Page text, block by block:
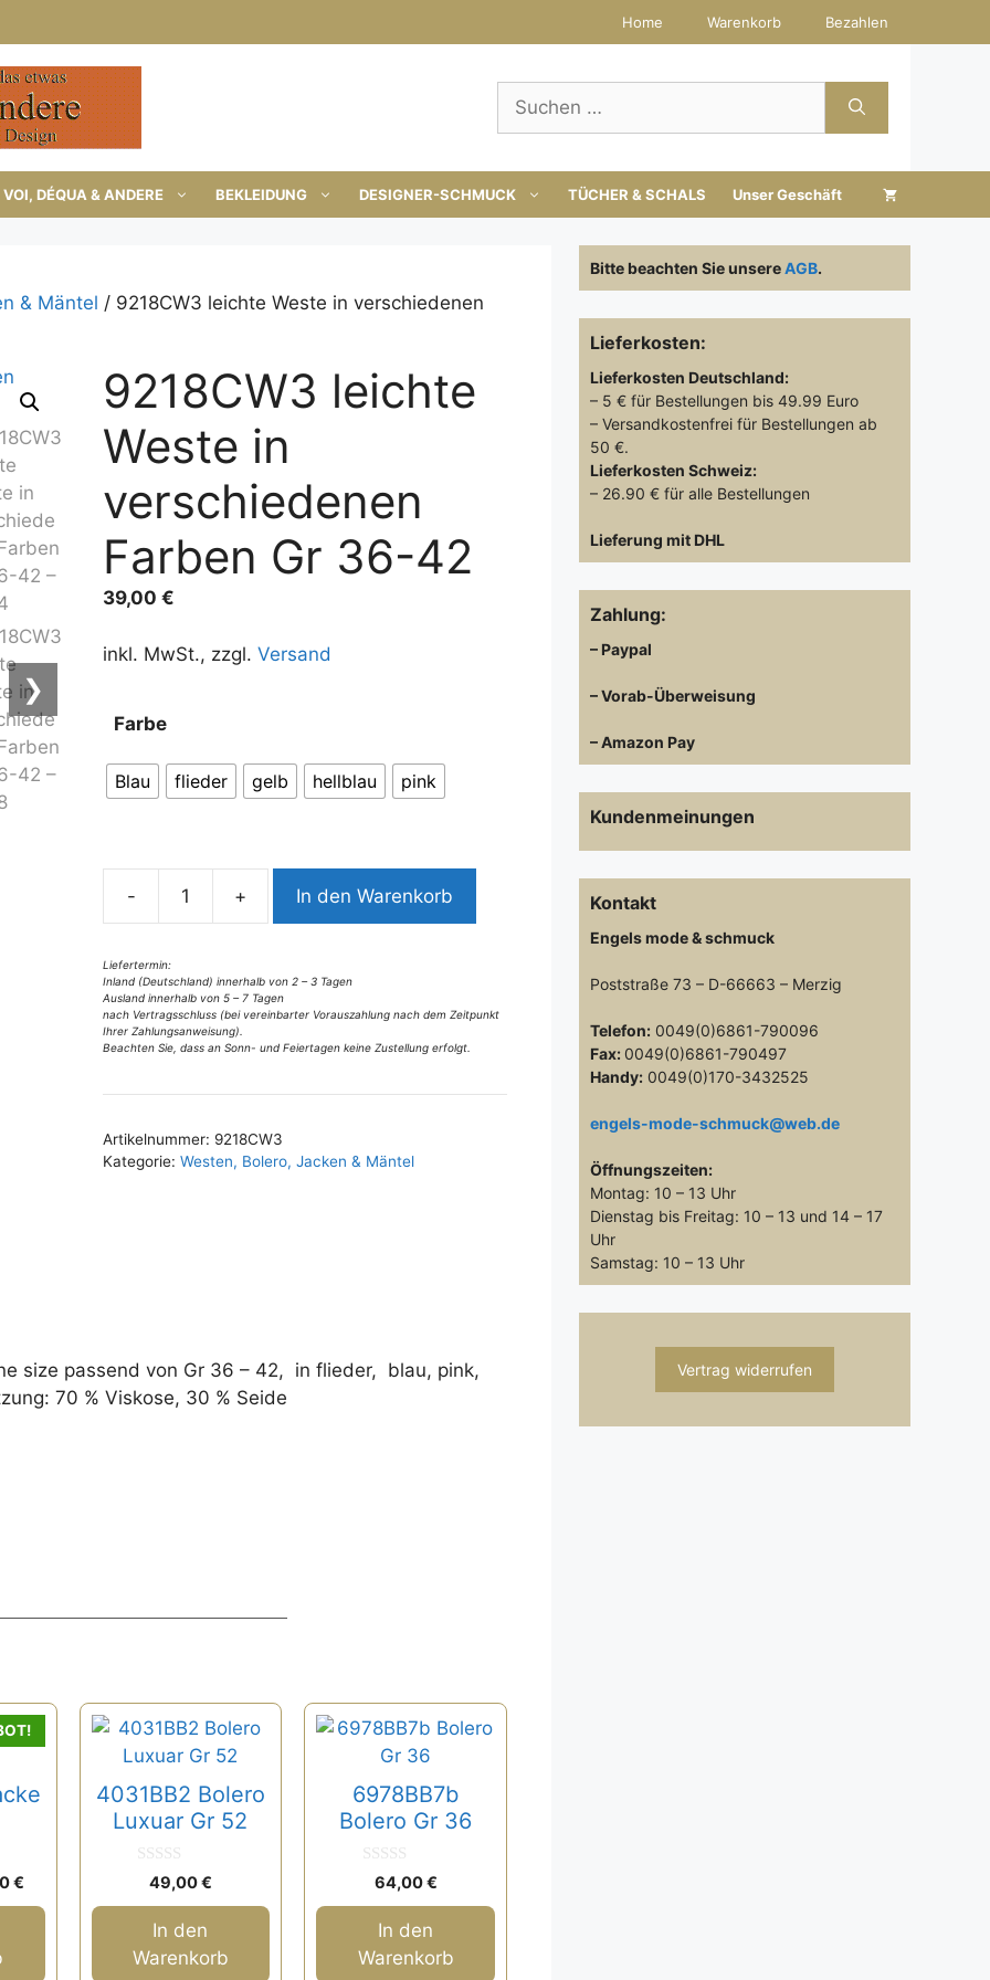
Home Warenkorb Bezahlen
Suchen
nach:
DÉQUA & ANDERE BEKLEIDUNG DESIGNER-SCHMUCK TÜCHER & SCHALS Unser Geschäft
& Mäntel / 9218CW3 leichte Weste in verschiedenen
❯
9218CW3 leichte
Weste in
verschiedenen
Farben Gr 36-42
39,00€
inkl. MwSt., zzgl.Versand
Farbe
Blau flieder gelb hellblau pink
-
9218CW3
Weste
in
verschiedenen
Farben
36-
42
Menge
+ In den Warenkorb
Liefertermin:
Inland (Deutschland) innerhalb von 2 – 3 Tagen
Ausland innerhalb von 5 – 7 Tagen
nach Vertragsschluss (bei vereinbarter Vorauszahlung nach dem Zeitpunkt
Ihrer Zahlungsanweisung).
Beachten Sie, dass an Sonn- und Feiertagen keine Zustellung erfolgt.
t
e
a
i
v
e
:
Artikelnummer: 9218CW3
Kategorie:Westen, Bolero, Jacken & Mäntel
size passend von Gr 36 – 42, in flieder, blau, pink,
70 % Viskose, 30 % Seide
€
€Aktueller
Preis
4031BB2 Bolero
Luxuar Gr 52
o
49,00€
In den
Warenkorb
6978BB7b
Bolero Gr 36
o
64,00€
In den
Warenkorb
Bitte beachten Sie unsereAGB.
Lieferkosten:
Lieferkosten Deutschland:
– 5 € für Bestellungen bis 49.99 Euro
– Versandkostenfrei für Bestellungen ab
50 €.
Lieferkosten Schweiz:
– 26.90 € für alle Bestellungen
Lieferung mit DHL
Zahlung:
– Paypal
– Vorab-Überweisung
– Amazon Pay
Kundenmeinungen
Kontakt
Engels mode & schmuck
Poststraße 73 – D-66663 – Merzig
Telefon: 0049(0)6861-790096
Fax: 0049(0)6861-790497
Handy: 0049(0)170-3432525
engels-mode-schmuck@web.de
Öffnungszeiten:
Montag: 10 – 13 Uhr
Dienstag bis Freitag: 10 – 13 und 14 – 17
Uhr
Samstag: 10 – 13 Uhr
Vertrag widerrufen